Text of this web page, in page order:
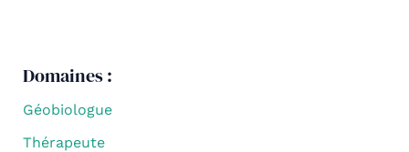
Domaines :
Géobiologue
Thérapeute